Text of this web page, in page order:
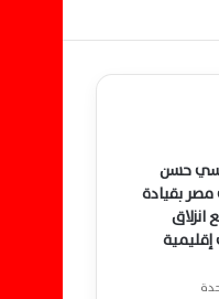
حسن
مصر بقيادة
إقليمية